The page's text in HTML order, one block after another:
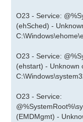
O23 - Service:
(ehSched) -
O23 - Service:
(ehstart) - Unknown
O23 - Service:
(EMDMgmt) -